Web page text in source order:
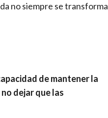
no siempre se transforma
de mantener la
dejar que las